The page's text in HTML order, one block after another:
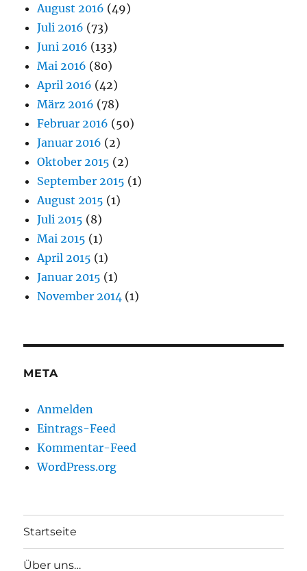
August 2016 (49)
Juli 2016 (73)
Juni 2016 (133)
Mai 2016 (80)
April 2016 (42)
März 2016 (78)
Februar 2016 (50)
Januar 2016 (2)
Oktober 2015 (2)
September 2015 (1)
August 2015 (1)
Juli 2015 (8)
Mai 2015 (1)
April 2015 (1)
Januar 2015 (1)
November 2014 (1)
META
Anmelden
Eintrags-Feed
Kommentar-Feed
WordPress.org
Startseite
Über uns…